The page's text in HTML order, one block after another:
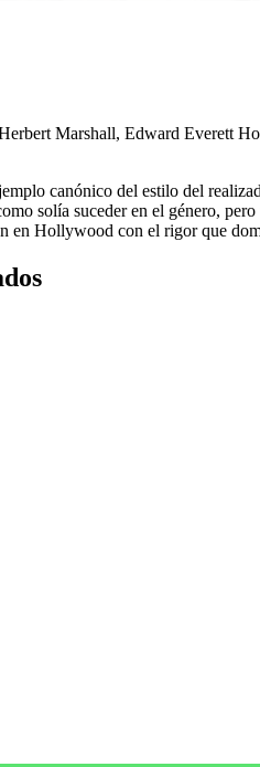
Marshall, Edward Everett
canónico del estilo del
solía suceder en el género,
en Hollywood con el rigor que